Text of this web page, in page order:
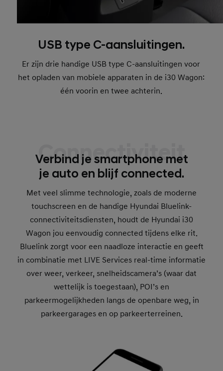
USB type C-aansluitingen.
Er zijn drie handige USB type C-aansluitingen voor
het opladen van mobiele apparaten in de i30 Wagon:
één voorin en twee achterin.
Connectiviteit
Verbind je smartphone met
je auto en blijf connected.
Met veel slimme technologie, zoals de moderne
touchscreen en de handige Hyundai Bluelink-
connectiviteitsdiensten, houdt de Hyundai i30
Wagon jou eenvoudig connected tijdens elke rit.
Bluelink zorgt voor een naadloze interactie en geeft
in combinatie met LIVE Services real-time informatie
over weer, verkeer, snelheidscamera’s (waar dat
wettelijk is toegestaan), POI’s en
parkeermogelijkheden langs de openbare weg, in
parkeergarages en op parkeerterreinen.